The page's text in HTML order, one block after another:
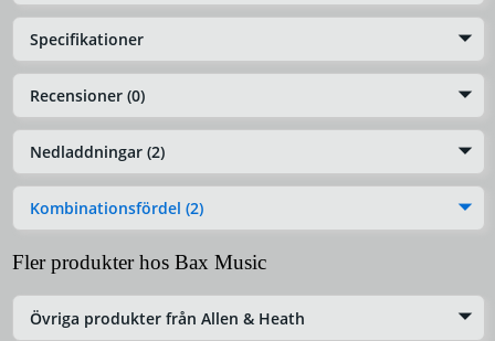
Specifikationer
Recensioner (0)
Nedladdningar (2)
Kombinationsfördel (2)
Fler produkter hos Bax Music
Övriga produkter från Allen & Heath